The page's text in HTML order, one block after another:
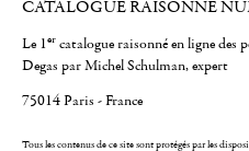
CATALOGUE RAISONNÉ
Le 1er catalogue raisonné en ligne des
Degas par Michel Schulman, expert
75014 Paris - France
Tous les contenus de ce site sont protégés par les